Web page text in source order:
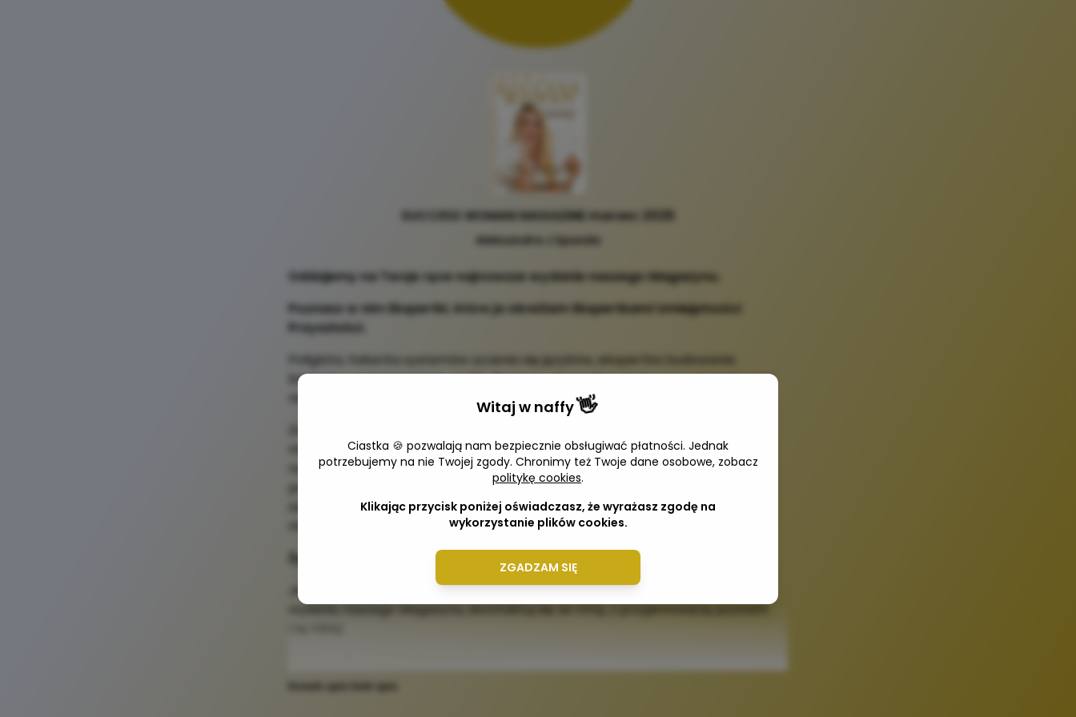
SUCCESS WOMAN MAGAZINE marzec 2025
Aleksandra J.Spunda
Oddajemy na Twoje ręce najnowsze wydanie naszego Magazynu.
Poznasz w nim Ekspertki, które ja określam Ekspertkami Umiejętności
Przyszłości.
Poliglota, hakerka systemów uczenia się języków, ekspertka budowania
biznesów na instagramie, grafik disagner, ekspertka od str www i brandu oraz
ninja wirtualnej asysty z naciskiem na systemy automatyzacji na SoMe.
miękkie. Tym razem łączymy kompetencje miękkie wraz z konkretnymi
narzędziami. Obserwując rynki biznesowe widzę, jak ważne jest takie
połączenie, dlatego wierzę, że zaprezentowane Ekspertki udzielą Wam
odpowiedzi na pytania, które być może wam się kłębiły w głowach ale nie
miałyście okazji ich zadać ekspertom z doświadczeniem branżowym.
Życzę Wam przyjemnej lektury.
Jeśli jesteś Ekspertką w swojej branży i masz ochotę pojawić się w kolejnym
wydaniu naszego Magazynu, skontaktuj się ze mną, z przyjemnością poznam
Rozwiń opis Zwiń opis
Witaj w naffy 👋
Ciastka 🍪 pozwalają nam bezpiecznie obsługiwać płatności. Jednak
potrzebujemy na nie Twojej zgody. Chronimy też Twoje dane osobowe, zobacz
politykę cookies.
Klikając przycisk poniżej oświadczasz, że wyrażasz zgodę na
wykorzystanie plików cookies.
ZGADZAM SIĘ